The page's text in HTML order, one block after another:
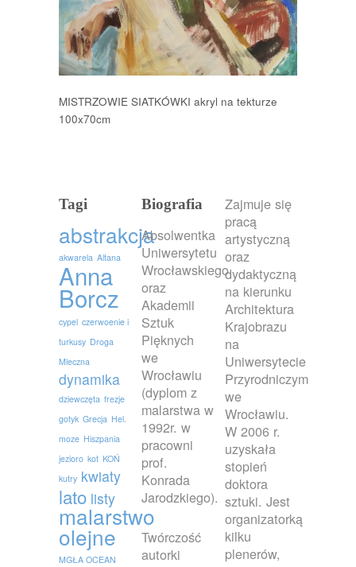
MISTRZOWIE SIATKÓWKI akryl na tekturze
100x70cm
Tagi
abstrakcja
akwarela Altana
Anna
Borcz
cypel czerwoenie i
turkusy Droga
Mleczna
dynamika
dziewczęta frezje
gotyk Grecja Hel.
moze Hiszpania
jezioro kot KOŃ
kutry kwiaty
lato listy
malarstwo
olejne
MGŁA OCEAN
Biografia
Absolwentka
Uniwersytetu
Wrocławskiego
oraz
Akademii
Sztuk
Pięknych
we
Wrocławiu
(dyplom z
malarstwa w
1992r. w
pracowni
prof.
Konrada
Jarodzkiego).
Twórczość
autorki
Zajmuje się
pracą
artystyczną
oraz
dydaktyczną
na kierunku
Architektura
Krajobrazu
na
Uniwersytecie
Przyrodniczym
we
Wrocławiu.
W 2006 r.
uzyskała
stopień
doktora
sztuki. Jest
organizatorką
kilku
plenerów,